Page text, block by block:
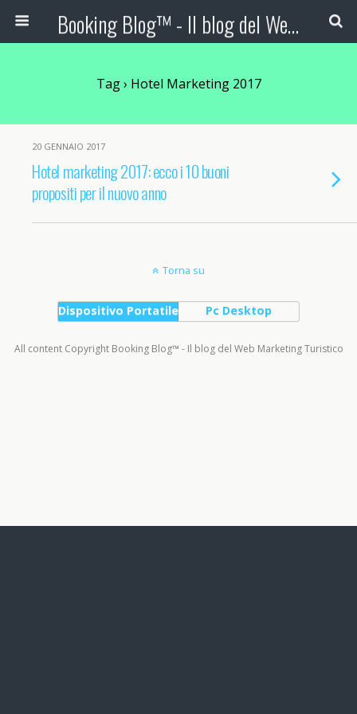
Booking Blog™ - Il blog del Web Marketing Turistico
Tag › Hotel Marketing 2017
20 GENNAIO 2017
Hotel marketing 2017: ecco i 10 buoni
propositi per il nuovo anno
Torna su
Dispositivo Portatile Pc Desktop
All content Copyright Booking Blog™ - Il blog del Web Marketing Turistico